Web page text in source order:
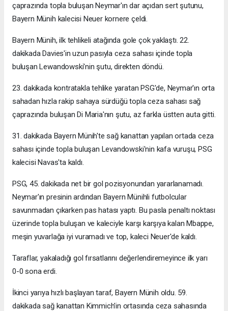
çaprazında topla buluşan Neymar'ın dar açıdan sert şutunu,
Bayern Münih kalecisi Neuer kornere çeldi.
Bayern Münih, ilk tehlikeli atağında gole çok yaklaştı. 22.
dakikada Davies'in uzun pasıyla ceza sahası içinde topla
buluşan Lewandowski'nin şutu, direkten döndü.
23. dakikada kontratakla tehlike yaratan PSG'de, Neymar'ın orta
sahadan hızla rakip sahaya sürdüğü topla ceza sahası sağ
çaprazında buluşan Di Maria'nın şutu, az farkla üstten auta gitti.
31. dakikada Bayern Münih'te sağ kanattan yapılan ortada ceza
sahası içinde topla buluşan Levandowski'nin kafa vuruşu, PSG
kalecisi Navas'ta kaldı.
PSG, 45. dakikada net bir gol pozisyonundan yararlanamadı.
Neymar'ın presinin ardından Bayern Münihli futbolcular
savunmadan çıkarken pas hatası yaptı. Bu pasla penaltı noktası
üzerinde topla buluşan ve kaleciyle karşı karşıya kalan Mbappe,
meşin yuvarlağa iyi vuramadı ve top, kaleci Neuer'de kaldı.
Taraflar, yakaladığı gol fırsatlarını değerlendiremeyince ilk yarı
0-0 sona erdi.
İkinci yarıya hızlı başlayan taraf, Bayern Münih oldu. 59.
dakikada sağ kanattan Kimmich'in ortasında ceza sahasında